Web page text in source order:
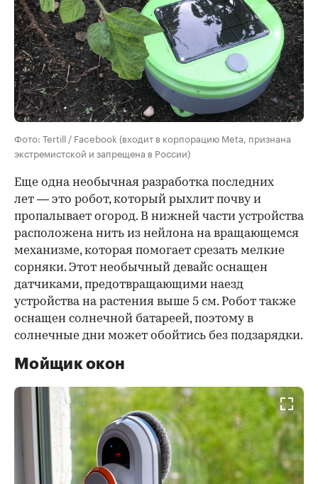
Фото: Tertill / Facebook (входит в корпорацию Meta, признана
экстремистской и запрещена в России)
Еще одна необычная разработка последних
лет — это робот, который рыхлит почву и
пропалывает огород. В нижней части устройства
расположена нить из нейлона на вращающемся
механизме, которая помогает срезать мелкие
сорняки. Этот необычный девайс оснащен
датчиками, предотвращающими наезд
устройства на растения выше 5 см. Робот также
оснащен солнечной батареей, поэтому в
солнечные дни может обойтись без подзарядки.
Мойщик окон